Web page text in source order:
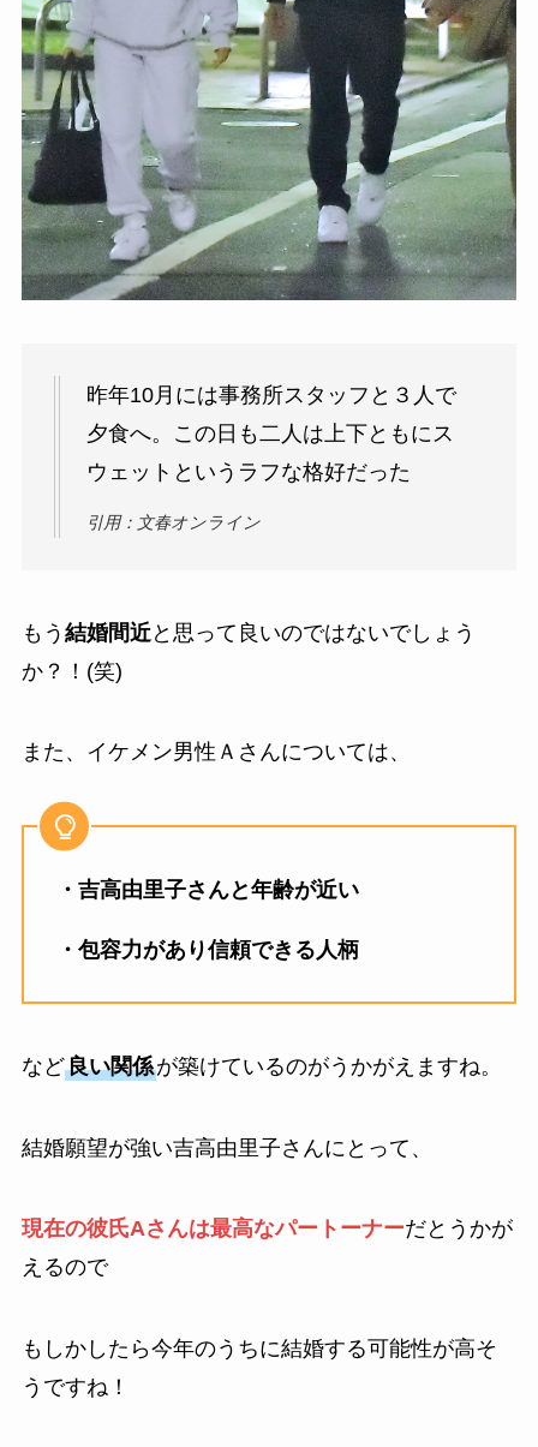
昨年10月には事務所スタッフと３人で
夕食へ。この日も二人は上下ともにス
ウェットというラフな格好だった
引用：文春オンライン
もう 結婚間近と思って良いのではないでしょう
か？！(笑)
また、イケメン男性Ａさんについては、
・吉高由里子さんと年齢が近い
・包容力があり信頼できる人柄
など良い関係が築けているのがうかがえますね。
結婚願望が強い吉高由里子さんにとって、
現在の彼氏Aさんは最高なパートーナーだとうかが
えるので
もしかしたら今年のうちに結婚する可能性が高そ
うですね！